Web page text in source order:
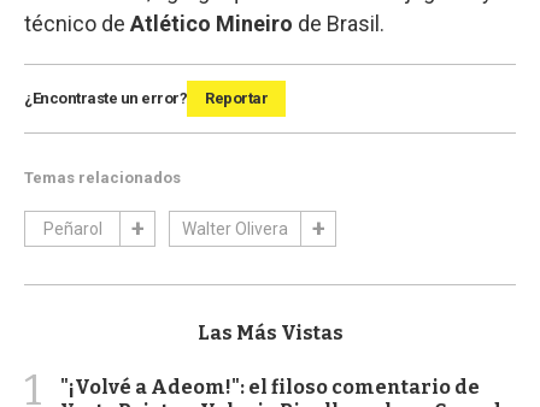
técnico de Atlético Mineiro de Brasil.
¿Encontraste un error? Reportar
Temas relacionados
Peñarol Walter Olivera
Las Más Vistas
1
"¡Volvé a Adeom!": el filoso comentario de